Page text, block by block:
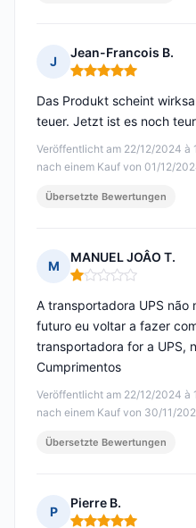
J
Jean-Francois B.
Hinweis: 5 von 5
Veröffentlicht am 22/12/2024 à
nach einem Kauf von 01/12/
Das Produkt scheint
teuer. Jetzt ist es noch
Übersetzte Bewertungen
M
MANUEL JOÂO T.
Hinweis: 1 von 5
Veröffentlicht am 22/12/2024 à
nach einem Kauf von 30/11/
A transportadora UPS não
futuro eu voltar a fazer
transportadora for a UPS,
Cumprimentos
Übersetzte Bewertungen
P
Pierre B.